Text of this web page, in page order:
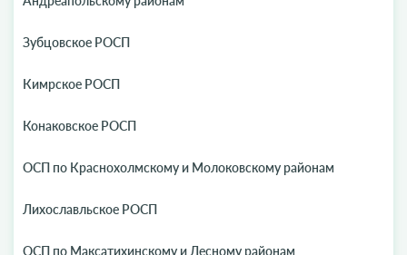
Зубцовское РОСП
Кимрское РОСП
Конаковское РОСП
ОСП по Краснохолмскому и Молоковскому районам
Лихославльское РОСП
ОСП по Максатихинскому и Лесному районам